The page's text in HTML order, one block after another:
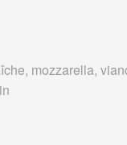
mozzarella,